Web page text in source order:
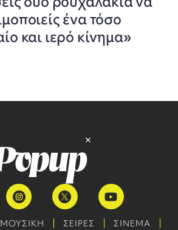
ένα τόσο
και ιερό κίνημα»
ΜΟΥΣΙΚΗ ΣΕΙΡΕΣ ΣΙΝΕΜΑ